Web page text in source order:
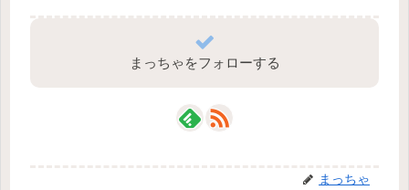
まっちゃをフォローする
まっちゃ